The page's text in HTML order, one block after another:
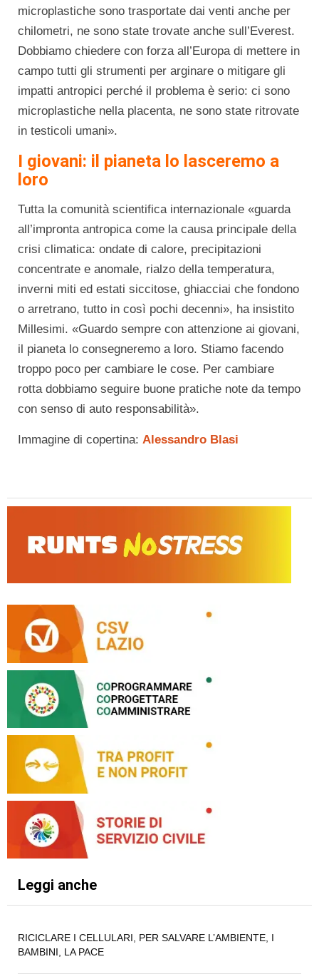
microplastiche sono trasportate dai venti anche per
chilometri, ne sono state trovate anche sull’Everest.
Dobbiamo chiedere con forza all’Europa di mettere in
campo tutti gli strumenti per arginare o mitigare gli
impatti antropici perché il problema è serio: ci sono
microplastiche nella placenta, ne sono state ritrovate
in testicoli umani».
I giovani: il pianeta lo lasceremo a
loro
Tutta la comunità scientifica internazionale «guarda
all’impronta antropica come la causa principale della
crisi climatica: ondate di calore, precipitazioni
concentrate e anomale, rialzo della temperatura,
inverni miti ed estati siccitose, ghiacciai che fondono
o arretrano, tutto in così pochi decenni», ha insistito
Millesimi. «Guardo sempre con attenzione ai giovani,
il pianeta lo consegneremo a loro. Stiamo facendo
troppo poco per cambiare le cose. Per cambiare
rotta dobbiamo seguire buone pratiche note da tempo
con senso di auto responsabilità».
Immagine di copertina: Alessandro Blasi
Leggi anche
RICICLARE I CELLULARI, PER SALVARE L’AMBIENTE, I
BAMBINI, LA PACE